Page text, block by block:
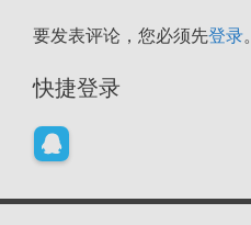
要发表评论，您必须先登录。
快捷登录